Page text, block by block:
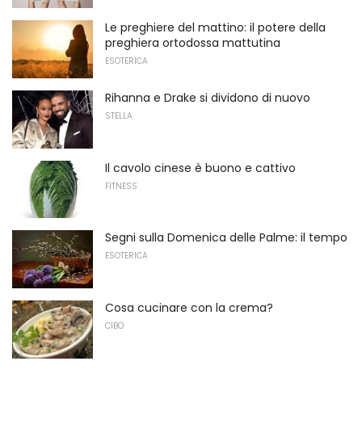
Le preghiere del mattino: il potere della
preghiera ortodossa mattutina
ESOTERICA
Rihanna e Drake si dividono di nuovo
STELLA
Il cavolo cinese è buono e cattivo
FITNESS
Segni sulla Domenica delle Palme: il tempo
ESOTERICA
Cosa cucinare con la crema?
CIBO